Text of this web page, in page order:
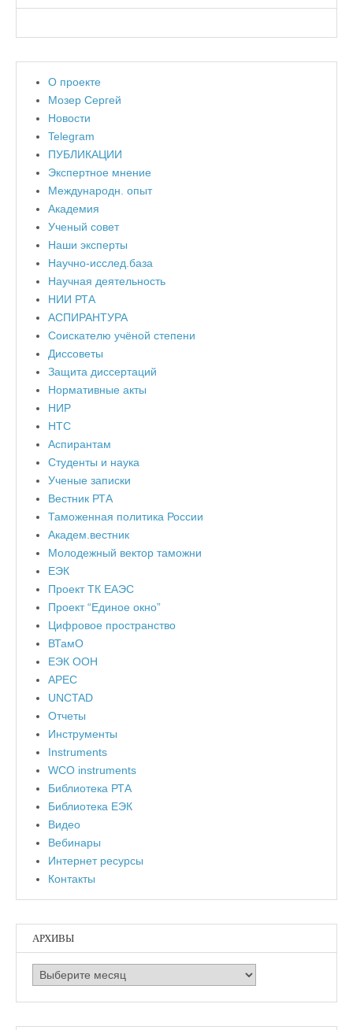
О проекте
Мозер Сергей
Новости
Telegram
ПУБЛИКАЦИИ
Экспертное мнение
Международн. опыт
Академия
Ученый совет
Наши эксперты
Научно-исслед.база
Научная деятельность
НИИ РТА
АСПИРАНТУРА
Соискателю учёной степени
Диссоветы
Защита диссертаций
Нормативные акты
НИР
НТС
Аспирантам
Студенты и наука
Ученые записки
Вестник РТА
Таможенная политика России
Академ.вестник
Молодежный вектор таможни
ЕЭК
Проект ТК ЕАЭС
Проект “Единое окно”
Цифровое пространство
ВТамО
ЕЭК ООН
APEC
UNCTAD
Отчеты
Инструменты
Instruments
WCO instruments
Библиотека РТА
Библиотека ЕЭК
Видео
Вебинары
Интернет ресурсы
Контакты
АРХИВЫ
Архивы